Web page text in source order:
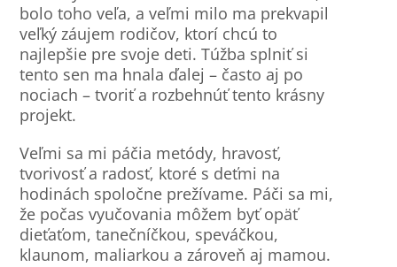
bolo toho veľa, a veľmi milo ma prekvapil
veľký záujem rodičov, ktorí chcú to
najlepšie pre svoje deti. Túžba splniť si
tento sen ma hnala ďalej – často aj po
nociach – tvoriť a rozbehnúť tento krásny
projekt.
Veľmi sa mi páčia metódy, hravosť,
tvorivosť a radosť, ktoré s deťmi na
hodinách spoločne prežívame. Páči sa mi,
že počas vyučovania môžem byť opäť
dieťaťom, tanečníčkou, speváčkou,
klaunom, maliarkou a zároveň aj mamou.